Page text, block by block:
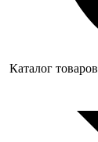
Каталог товаров